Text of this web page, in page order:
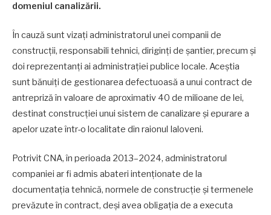
domeniul canalizării.
În cauză sunt vizați administratorul unei companii de
construcții, responsabili tehnici, diriginți de șantier, precum și
doi reprezentanți ai administrației publice locale. Aceștia
sunt bănuiți de gestionarea defectuoasă a unui contract de
antrepriză în valoare de aproximativ 40 de milioane de lei,
destinat construcției unui sistem de canalizare și epurare a
apelor uzate într-o localitate din raionul Ialoveni.
Potrivit CNA, în perioada 2013–2024, administratorul
companiei ar fi admis abateri intenționate de la
documentația tehnică, normele de construcție și termenele
prevăzute în contract, deși avea obligația de a executa